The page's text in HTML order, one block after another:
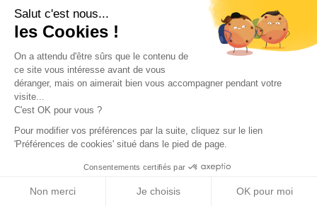
Salut c'est nous...
les Cookies !
On a attendu d'être sûrs que le contenu de
ce site vous intéresse avant de vous
déranger, mais on aimerait bien vous accompagner pendant votre
visite...
C'est OK pour vous ?
Pour modifier vos préférences par la suite, cliquez sur le lien
'Préférences de cookies' situé dans le pied de page.
Consentements certifiés par
Non merci Je choisis OK pour moi
Trouvez le professionnel
le plus adapté à votre
projet !